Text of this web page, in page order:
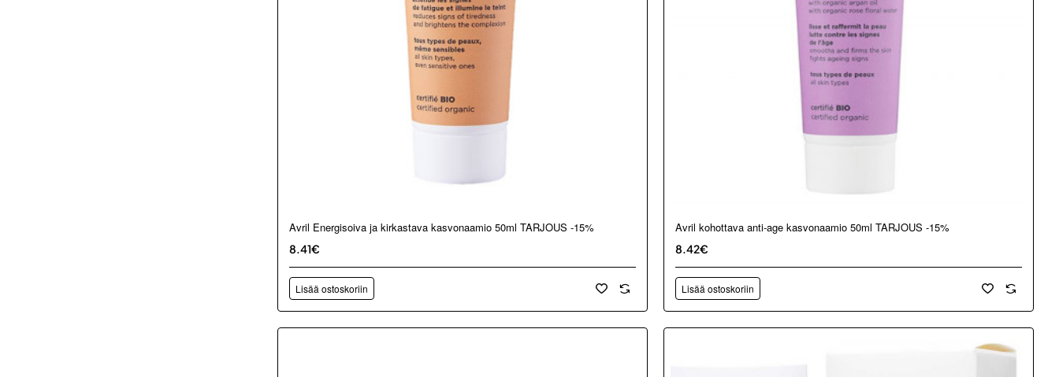
Avril Energisoiva ja kirkastava kasvonaamio 50ml TARJOUS -15%
8.41€
Lisää ostoskoriin
Avril kohottava anti-age kasvonaamio 50ml TARJOUS -15%
8.42€
Lisää ostoskoriin